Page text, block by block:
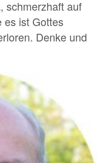
schmerzhaft auf
es ist Gottes
Denke und